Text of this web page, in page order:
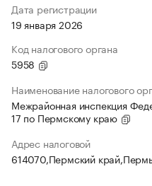
Дата регистрации
19 января 2026
Код налогового органа
5958
Наименование налогового
Межрайонная инспекция
17 по Пермскому краю
Адрес налоговой
614070,Пермский